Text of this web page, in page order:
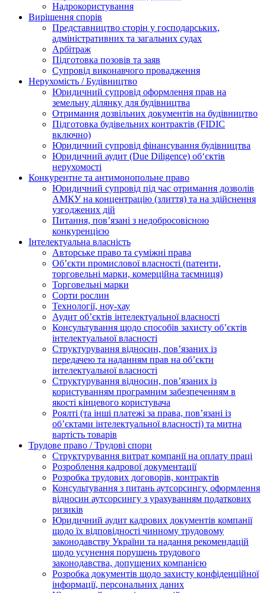
Надрокористування
Вирішення спорів
Представництво сторін у господарських,
адміністративних та загальних судах
Арбітраж
Підготовка позовів та заяв
Супровід виконавчого провадження
Нерухомість / Будівництво
Юридичний супровід оформлення прав на
земельну ділянку для будівництва
Отримання дозвільних документів на будівництво
Підготовка будівельних контрактів (FIDIC
включно)
Юридичний супровід фінансування будівництва
Юридичний аудит (Due Diligence) об‘єктів
нерухомості
Конкурентне та антимонопольне право
Юридичний супровід під час отримання дозволів
АМКУ на концентрацію (злиття) та на здійснення
узгоджених дій
Питання, пов’язані з недобросовісною
конкуренцією
Інтелектуальна власність
Авторське право та суміжні права
Oб’єкти промислової власності (патенти,
торговельні марки, комерційна таємниця)
Торговельні марки
Сорти рослин
Технології, ноу-хау
Аудит об’єктів інтелектуальної власності
Консультування щодо способів захисту об’єктів
інтелектуальної власності
Структурування відносин, пов’язаних із
передачею та наданням прав на об’єкти
інтелектуальної власності
Структурування відносин, пов’язаних із
користуванням програмним забезпеченням в
якості кінцевого користувача
Роялті (та інші платежі за права, пов’язані із
об’єктами інтелектуальної власності) та митна
вартість товарів
Трудове право / Трудові спори
Cтруктурування витрат компанії на оплату праці
Розроблення кадрової документації
Розробка трудових договорів, контрактів
Консультування з питань аутсорсингу, оформлення
відносин аутсорсингу з урахуванням податкових
ризиків
Юридичний аудит кадрових документів компанії
щодо їх відповідності чинному трудовому
законодавству України та надання рекомендацій
щодо усунення порушень трудового
законодавства, допущених компанією
Розробка документів щодо захисту конфіденційної
інформації, персональних даних